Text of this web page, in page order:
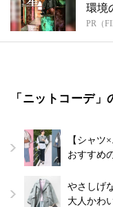
環境
PR（
「ニットコーデ」
【シャツ
おすすめ
やさしげ
大人かわ